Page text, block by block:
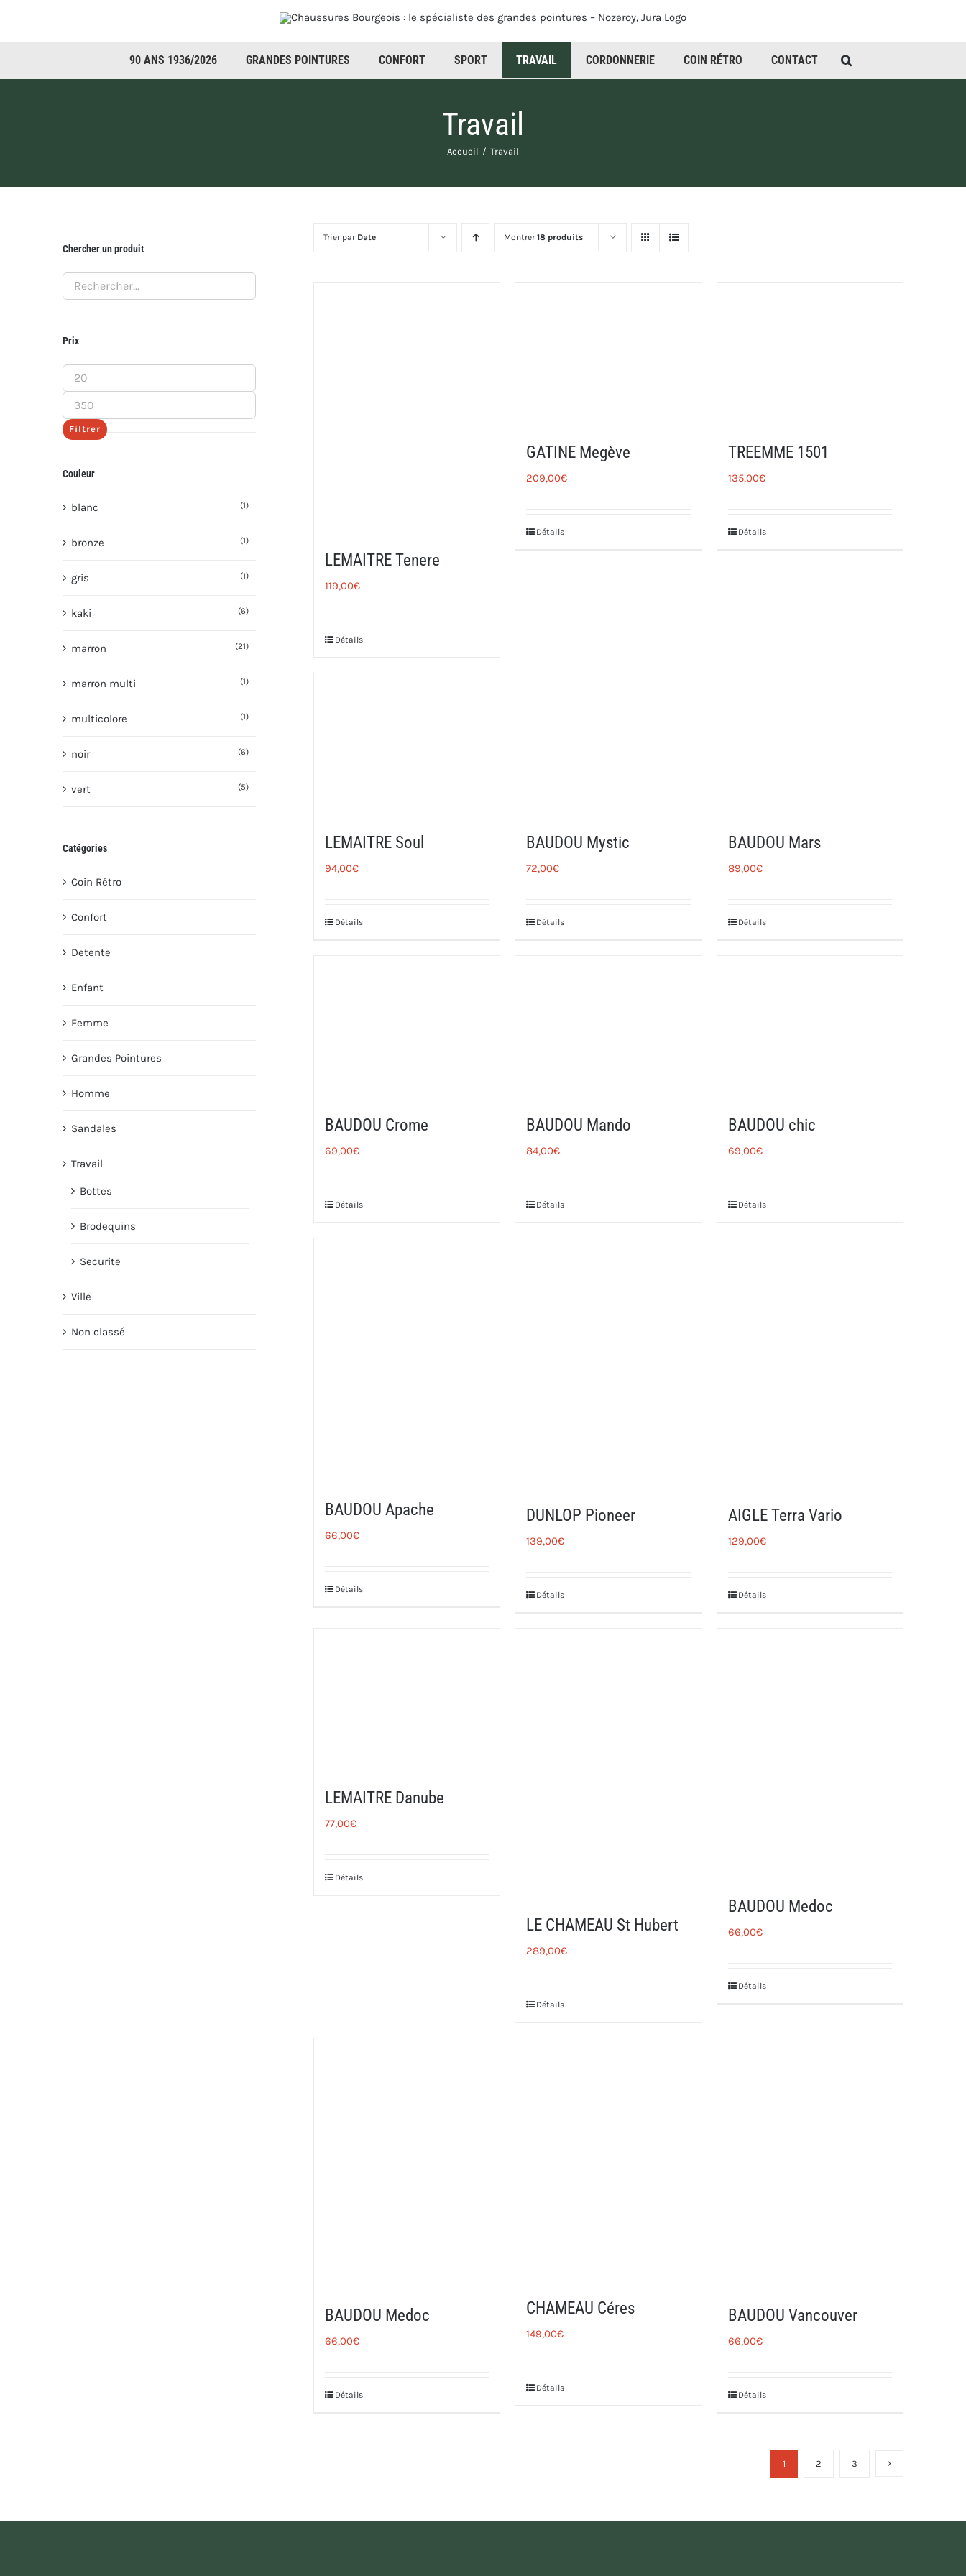
90 ANS 1936/2026 GRANDES POINTURES CONFORT SPORT CORDONNERIE COIN RÉTRO CONTACT
Travail
Accueil Travail
Trier par Date Montrer18 produits
LEMAITRE Tenere
119,00€
Détails
GATINE Megève
209,00€
Détails
TREEMME 1501
135,00€
Détails
LEMAITRE Soul
94,00€
Détails
BAUDOU Mystic
72,00€
Détails
BAUDOU Mars
89,00€
Détails
BAUDOU Crome
69,00€
Détails
BAUDOU Mando
84,00€
Détails
BAUDOU chic
69,00€
Détails
BAUDOU Apache
66,00€
Détails
DUNLOP Pioneer
139,00€
Détails
AIGLE Terra Vario
129,00€
Détails
LEMAITRE Danube
77,00€
Détails
LE CHAMEAU St Hubert
289,00€
Détails
BAUDOU Medoc
66,00€
Détails
BAUDOU Medoc
66,00€
Détails
CHAMEAU Céres
149,00€
Détails
BAUDOU Vancouver
66,00€
Détails
1 2 3
Chercher un produit
Prix
Prix
min
Prix
max
Filtrer
Couleur
blanc (1)
bronze (1)
gris (1)
kaki (6)
marron (21)
marron multi (1)
multicolore (1)
noir (6)
vert (5)
Catégories
Coin Rétro
Confort
Detente
Enfant
Femme
Grandes Pointures
Homme
Sandales
Travail
Bottes
Brodequins
Securite
Ville
Non classé